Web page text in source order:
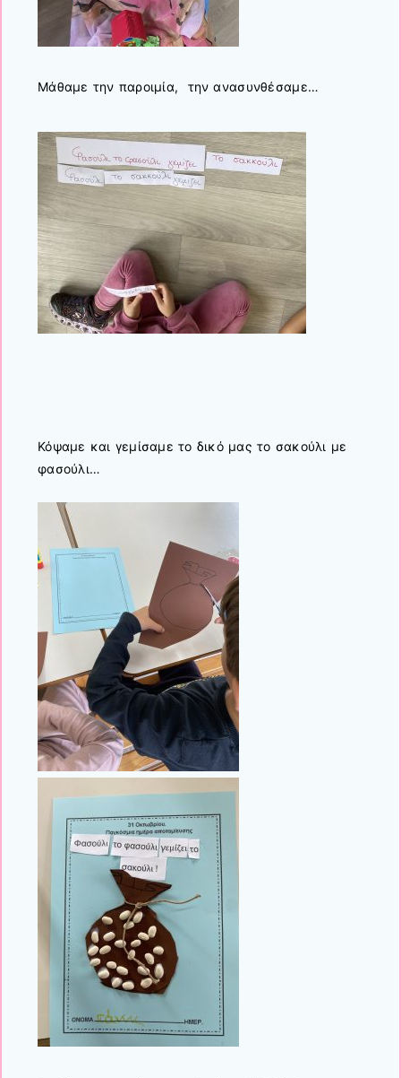
Μάθαμε την παροιμία, την ανασυνθέσαμε…
Κόψαμε και γεμίσαμε το δικό μας το σακούλι με
φασούλι…